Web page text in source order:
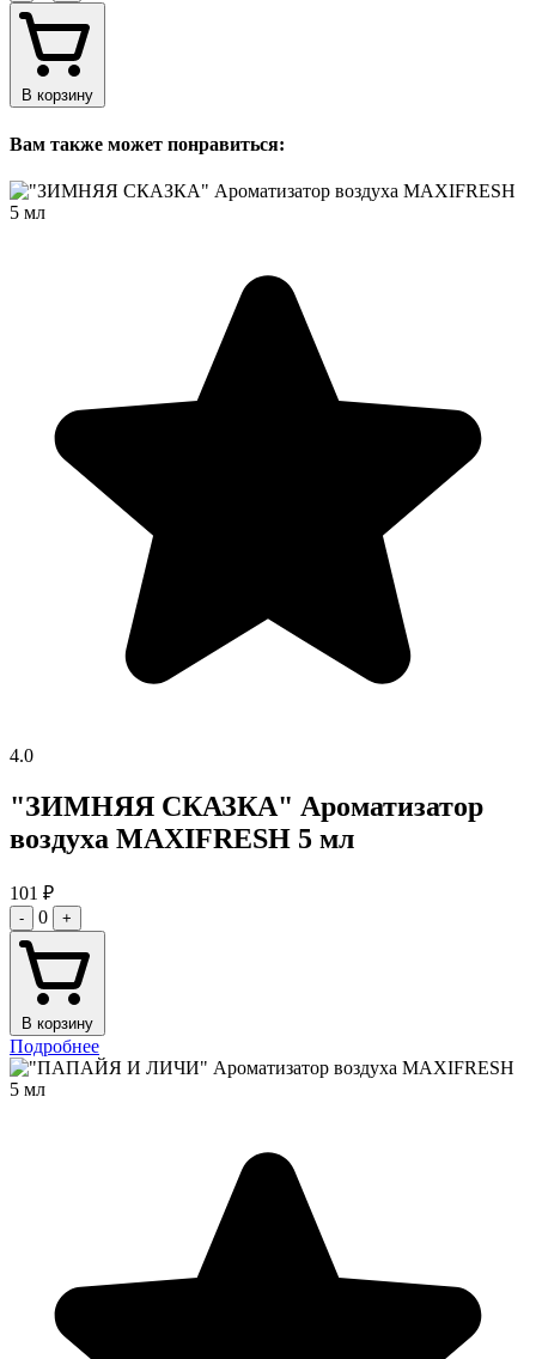
В корзину
Вам также может понравиться:
4.0
"ЗИМНЯЯ СКАЗКА" Ароматизатор
воздуха MAXIFRESH 5 мл
101 ₽
- 0 +
В корзину
Подробнее